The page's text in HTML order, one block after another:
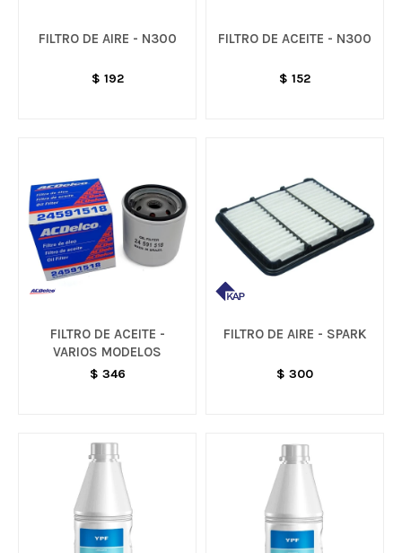
FILTRO DE AIRE - N300
$ 192
FILTRO DE ACEITE - N300
$ 152
FILTRO DE ACEITE -
VARIOS MODELOS
$ 346
FILTRO DE AIRE - SPARK
$ 300